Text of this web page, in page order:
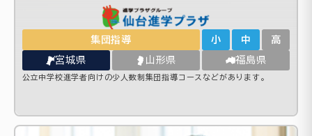
集団指導 小 中 高
宮城県 山形県 福島県
公立中学校進学者向けの少人数制集団指導コースなどがあります。